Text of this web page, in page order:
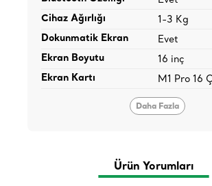
Cihaz Ağırlığı 1-3 Kg
Dokunmatik Ekran Evet
Ekran Boyutu 16 inç
Ekran Kartı M1 Pro 16
Daha Fazla
Ürün Yorumları